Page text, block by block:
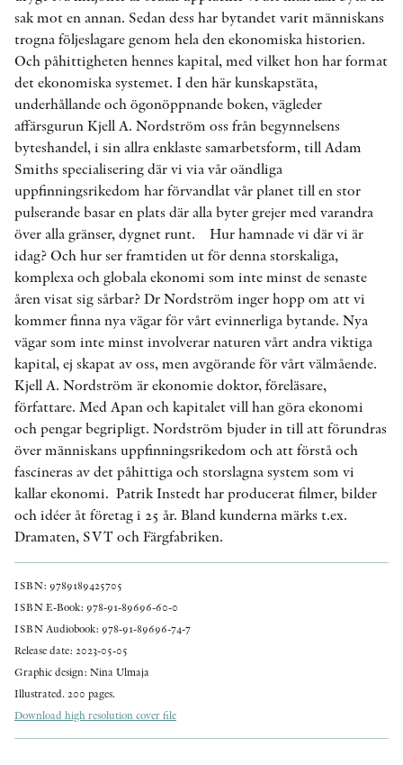
sak mot en annan. Sedan dess har bytandet varit människans
trogna följeslagare genom hela den ekonomiska historien.
Och påhittigheten hennes kapital, med vilket hon har format
det ekonomiska systemet. I den här kunskapstäta,
underhållande och ögonöppnande boken, vägleder
affärsgurun Kjell A. Nordström oss från begynnelsens
byteshandel, i sin allra enklaste samarbetsform, till Adam
Smiths specialisering där vi via vår oändliga
uppfinningsrikedom har förvandlat vår planet till en stor
pulserande basar en plats där alla byter grejer med varandra
över alla gränser, dygnet runt. Hur hamnade vi där vi är
idag? Och hur ser framtiden ut för denna storskaliga,
komplexa och globala ekonomi som inte minst de senaste
åren visat sig sårbar? Dr Nordström inger hopp om att vi
kommer finna nya vägar för vårt evinnerliga bytande. Nya
vägar som inte minst involverar naturen vårt andra viktiga
kapital, ej skapat av oss, men avgörande för vårt välmående.
Kjell A. Nordström är ekonomie doktor, föreläsare,
författare. Med Apan och kapitalet vill han göra ekonomi
och pengar begripligt. Nordström bjuder in till att förundras
över människans uppfinningsrikedom och att förstå och
fascineras av det påhittiga och storslagna system som vi
kallar ekonomi. Patrik Instedt har producerat filmer, bilder
och idéer åt företag i 25 år. Bland kunderna märks t.ex.
Dramaten, SVT och Färgfabriken.
ISBN: 9789189425705
ISBN E-Book: 978-91-89696-60-0
ISBN Audiobook: 978-91-89696-74-7
Release date: 2023-05-05
Graphic design: Nina Ulmaja
Illustrated. 200 pages.
Download high resolution cover file